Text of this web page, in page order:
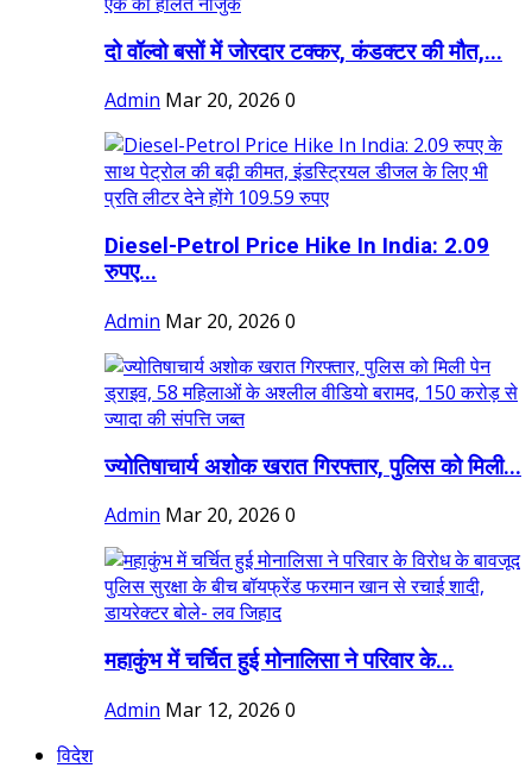
दो वॉल्वो बसों में जोरदार टक्कर, कंडक्टर की मौत,...
Admin Mar 20, 2026 0
Diesel-Petrol Price Hike In India: 2.09
रुपए...
Admin Mar 20, 2026 0
ज्योतिषाचार्य अशोक खरात गिरफ्तार, पुलिस को मिली...
Admin Mar 20, 2026 0
महाकुंभ में चर्चित हुई मोनालिसा ने परिवार के...
Admin Mar 12, 2026 0
विदेश